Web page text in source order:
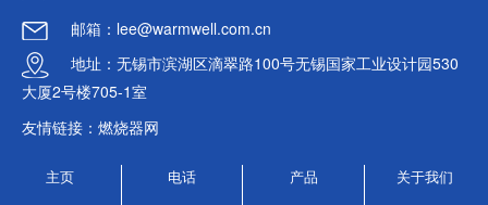
邮箱：lee@warmwell.com.cn
地址：无锡市滨湖区滴翠路100号无锡国家工业设计园530
大厦2号楼705-1室
友情链接： 燃烧器网
主页 电话 产品 关于我们